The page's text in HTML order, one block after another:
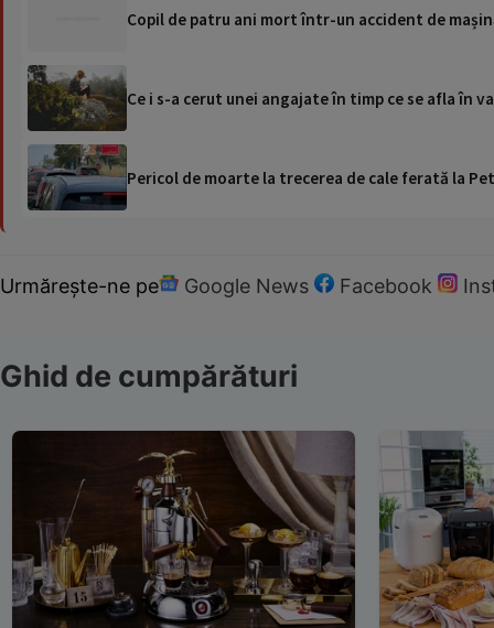
Copil de patru ani mort într-un accident de
Ce i s-a cerut unei angajate în timp ce se afla în
Pericol de moarte la trecerea de cale ferată la
Urmărește-ne pe Google News Facebook
Ghid de cumpărături